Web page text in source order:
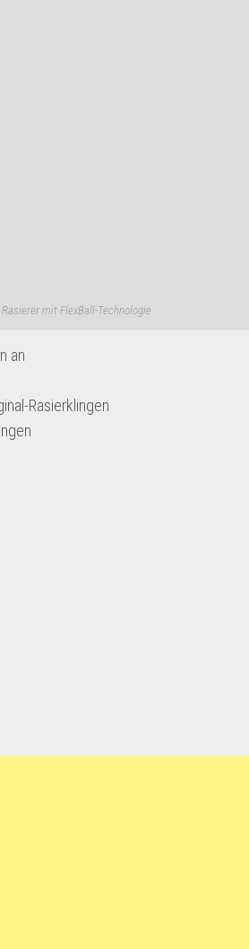
mit FlexBall-Technologie
an
Rasierklingen